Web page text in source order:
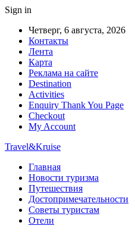
Sign in
Четверг, 6 августа, 2026
Контакты
Лента
Карта
Реклама на сайте
Destination
Activities
Enquiry Thank You Page
Checkout
My Account
Travel&Kruise
Главная
Новости туризма
Путешествия
Достопримечательности
Советы туристам
Отели